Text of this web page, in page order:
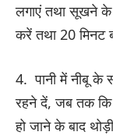
लगाएं तथा सूखने
करें तथा 20 मिनट
4. पानी में नीबू के
रहने दें, जब तक कि
हो जाने के बाद